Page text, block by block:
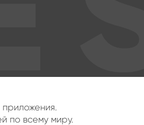
по всему миру.